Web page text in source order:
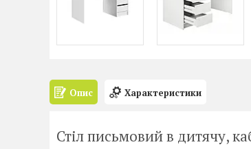
Опис Характеристики
Стіл письмовий в дитячу,